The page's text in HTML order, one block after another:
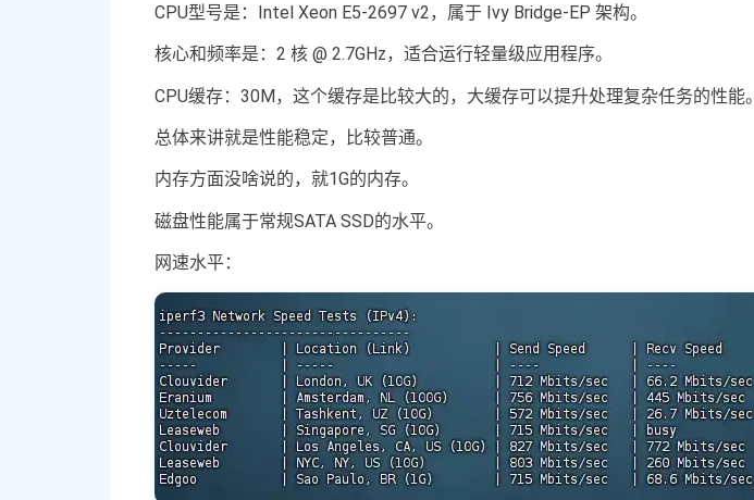
CPU型号是：Intel Xeon E5-2697 v2，属于 Ivy Bridge-EP 架构。
核心和频率是：2 核 @ 2.7GHz，适合运行轻量级应用程序。
CPU缓存：30M，这个缓存是比较大的，大缓存可以提升处理复杂任务的性能。
总体来讲就是性能稳定，比较普通。
内存方面没啥说的，就1G的内存。
磁盘性能属于常规SATA SSD的水平。
网速水平：